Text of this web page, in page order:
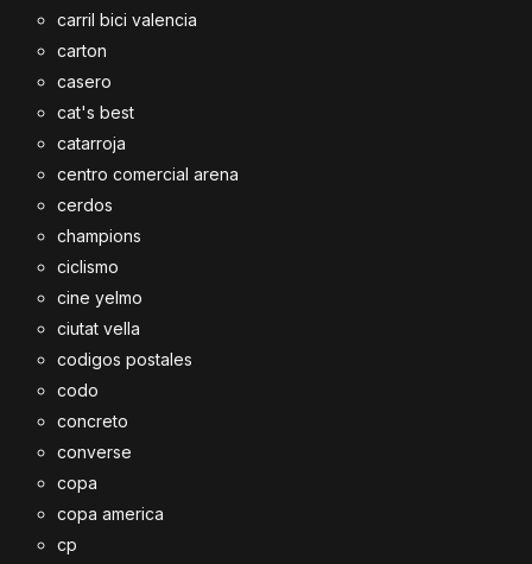
carril bici valencia
carton
casero
cat's best
catarroja
centro comercial arena
cerdos
champions
ciclismo
cine yelmo
ciutat vella
codigos postales
codo
concreto
converse
copa
copa america
cp